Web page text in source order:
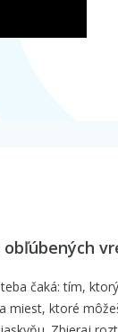
čaká: tím,
miest, ktoré